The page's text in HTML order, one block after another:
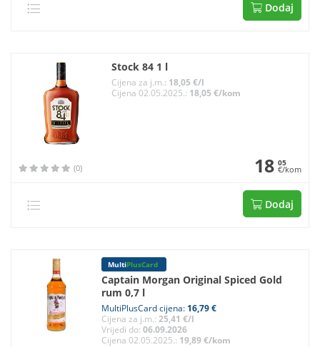
Dodaj
Stock 84 1 l
Cijena za j.m.: 18,05 €/l
Cijena 02.05.2025.: 18,05 €/kom
(0) 18 05
€/kom
Dodaj
MultiPlusCard
Captain Morgan Original Spiced Gold
rum 0,7 l
MultiPlusCard cijena: 16,79 €
Cijena za j.m.: 25,41 €/l
Vrijedi do: 06.09.2026
Cijena 02.05.2025.: 19,89 €/kom